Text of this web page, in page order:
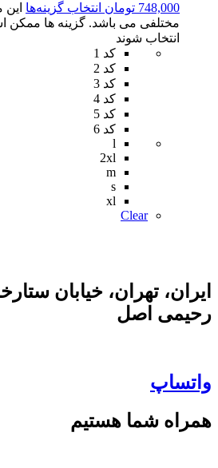
748,000 تومان انتخاب گزینه‌ها
مختلفی می باشد. گزینه ها
انتخاب شوند
کد 1
کد 2
کد 3
کد 4
کد 5
کد 6
l
2xl
m
s
xl
Clear
ایران، تهران، خیابان
رحیمی اصل
واتساپ
همراه شما هستیم